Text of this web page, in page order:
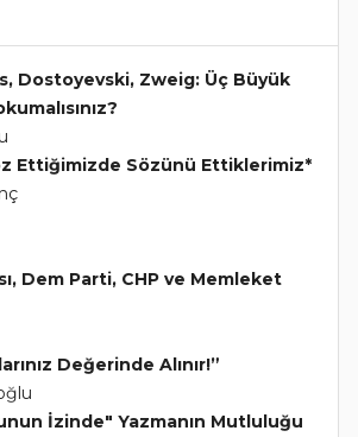
Dostoyevski, Zweig: Üç Büyük
Ettiğimizde Sözünü Ettiklerimiz*
Dem Parti, CHP ve Memleket
Değerinde Alınır!”
İzinde" Yazmanın Mutluluğu